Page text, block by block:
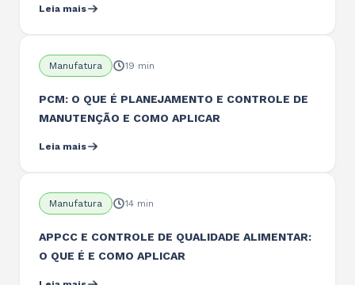
Leia mais
Manufatura 19 min
PCM: O QUE É PLANEJAMENTO E CONTROLE DE
MANUTENÇÃO E COMO APLICAR
Leia mais
Manufatura 14 min
APPCC E CONTROLE DE QUALIDADE ALIMENTAR:
O QUE É E COMO APLICAR